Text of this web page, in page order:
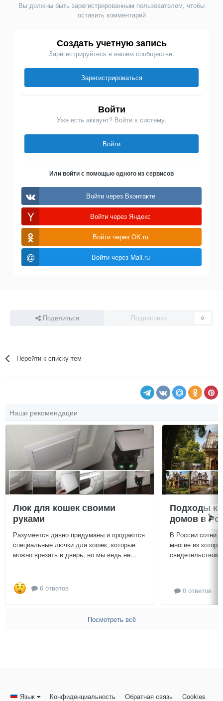
Вы должны быть зарегистрированным пользователем, чтобы
оставить комментарий
Создать учетную запись
Зарегистрируйтесь в нашем сообществе.
Зарегистрироваться
Войти
Уже есть аккаунт? Войти в систему.
Войти
Или войти с помощью одного из сервисов
Войти через Вконтакте
Войти через Яндекс
Войти через OK.ru
Войти через Mail.ru
Поделиться Подписчики 0
Перейти к списку тем
Наши рекомендации
Люк для кошек своими
руками
Разумеется давно придуманы и продаются
специальные лючки для кошек, которые
можно врезать в дверь, но мы ведь не...
6 ответов
Подходы к
домов в
В России сотни
многие из
свидетельством
0 ответов
Посмотреть всё
Язык Конфиденциальность Обратная связь Cookies